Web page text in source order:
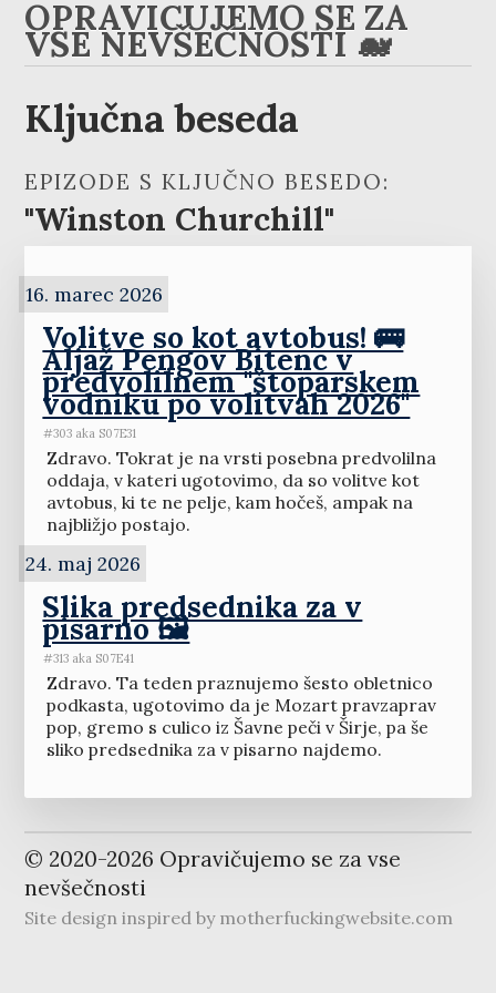
OPRAVIČUJEMO SE ZA
VSE NEVŠEČNOSTI 🐋
Ključna beseda
EPIZODE S KLJUČNO BESEDO:
"Winston Churchill"
16. marec 2026
Volitve so kot avtobus! 🚌
Aljaž Pengov Bitenc v
predvolilnem ''štoparskem
vodniku po volitvah 2026''
#303 aka S07E31
Zdravo. Tokrat je na vrsti posebna predvolilna
oddaja, v kateri ugotovimo, da so volitve kot
avtobus, ki te ne pelje, kam hočeš, ampak na
najbližjo postajo.
24. maj 2026
Slika predsednika za v
pisarno 🖼️
#313 aka S07E41
Zdravo. Ta teden praznujemo šesto obletnico
podkasta, ugotovimo da je Mozart pravzaprav
pop, gremo s culico iz Šavne peči v Širje, pa še
sliko predsednika za v pisarno najdemo.
© 2020-2026 Opravičujemo se za vse
nevšečnosti
Site design inspired by motherfuckingwebsite.com